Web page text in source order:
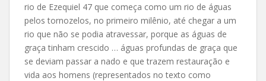
rio de Ezequiel 47 que começa como um rio de águas
pelos tornozelos, no primeiro milênio, até chegar a um
rio que não se podia atravessar, porque as águas de
graça tinham crescido … águas profundas de graça que
se deviam passar a nado e que trazem restauração e
vida aos homens (representados no texto como